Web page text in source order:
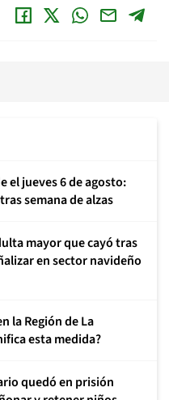
el jueves 6 de agosto:
semana de alzas
mayor que cayó tras
en sector navideño
la Región de La
esta medida?
quedó en prisión